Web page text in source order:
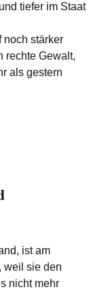
tiefer im Staat
noch stärker
rechte Gewalt,
als gestern
ist am
weil sie den
nicht mehr